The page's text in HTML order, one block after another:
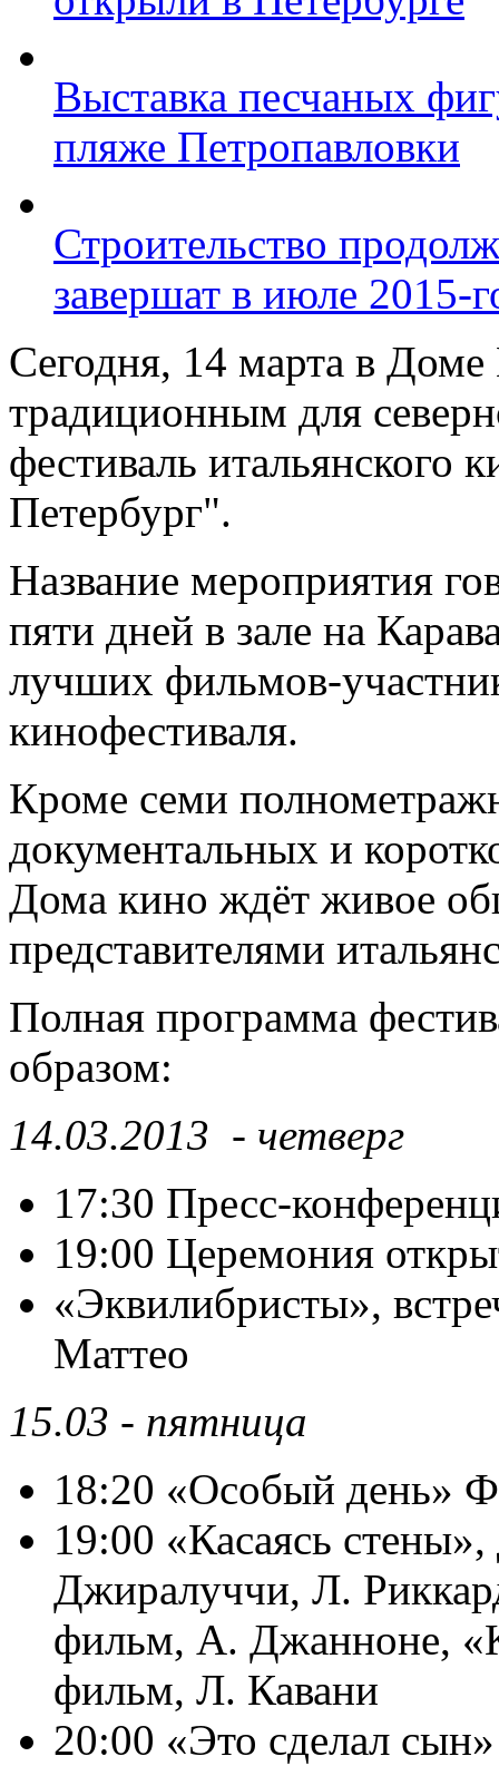
Выставка песчаных
пляже Петропавловки
Строительство
завершат в июле 2015-
Сегодня, 14 марта в
традиционным для
фестиваль итальянского
Петербург".
Название мероприятия
пяти дней в зале на
лучших фильмов-
кинофестиваля.
Кроме семи
документальных и
Дома кино ждёт живое
представителями
Полная программа
образом:
14.03.2013 - четверг
17:30 Пресс-
19:00 Церемония
«Эквилибристы»,
Маттео
15.03 - пятница
18:20 «Особый день»
19:00 «Касаясь
Джиралуччи, Л.
фильм, А. Джанноне,
фильм, Л. Кавани
20:00 «Это сделал